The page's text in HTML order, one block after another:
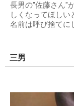
長男の"佐藤さん"
しくなってほしい
名前は呼び捨てに
三男